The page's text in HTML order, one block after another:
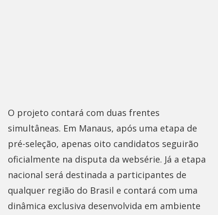
O projeto contará com duas frentes
simultâneas. Em Manaus, após uma etapa de
pré-seleção, apenas oito candidatos seguirão
oficialmente na disputa da websérie. Já a etapa
nacional será destinada a participantes de
qualquer região do Brasil e contará com uma
dinâmica exclusiva desenvolvida em ambiente